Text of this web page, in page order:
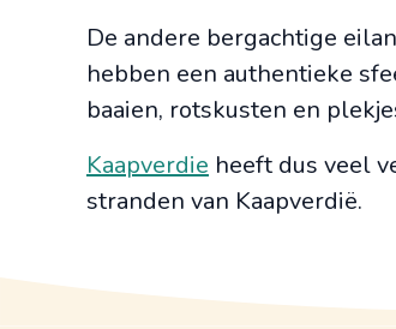
De andere bergachtige
hebben een authentieke
baaien, rotskusten en
Kaapverdie heeft dus veel
stranden van Kaapverdië.